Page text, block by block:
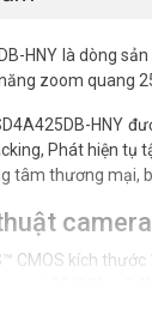
HNY là dòng
zoom quang
HNY
Phát hiện tụ
tâm thương mại,
CMOS kích thước